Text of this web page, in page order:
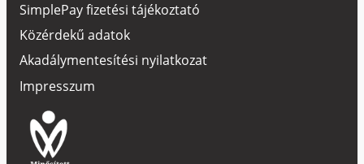
SimplePay fizetési tájékoztató
Közérdekű adatok
Akadálymentesítési nyilatkozat
Impresszum